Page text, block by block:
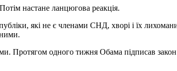
настане ланцюгова реакція.
які не є членами СНД, хворі і їх
Протягом одного тижня Обама підписав